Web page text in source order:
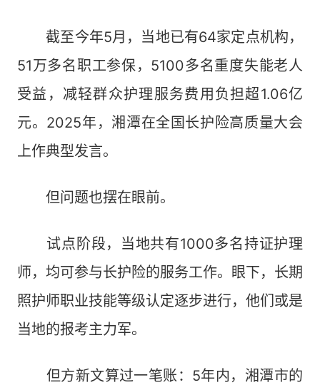
截至今年5月，当地已有64家定点机构，
51万多名职工参保，5100多名重度失能老人
受益，减轻群众护理服务费用负担超1.06亿
元。2025年，湘潭在全国长护险高质量大会
上作典型发言。
但问题也摆在眼前。
试点阶段，当地共有1000多名持证护理
师，均可参与长护险的服务工作。眼下，长期
照护师职业技能等级认定逐步进行，他们或是
当地的报考主力军。
但方新文算过一笔账：5年内，湘潭市的